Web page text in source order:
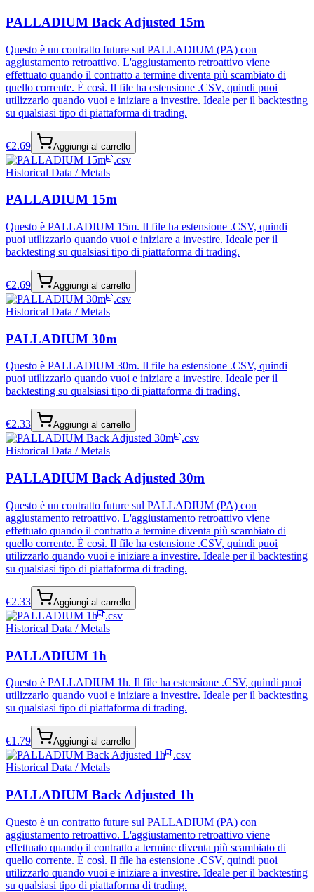
PALLADIUM Back Adjusted 15m
Questo è un contratto future sul PALLADIUM (PA) con
aggiustamento retroattivo. L'aggiustamento retroattivo viene
effettuato quando il contratto a termine diventa più scambiato di
quello corrente. È così. Il file ha estensione .CSV, quindi puoi
utilizzarlo quando vuoi e iniziare a investire. Ideale per il backtesting
su qualsiasi tipo di piattaforma di trading.
€2.69 Aggiungi al carrello
.csv
Historical Data / Metals
PALLADIUM 15m
Questo è PALLADIUM 15m. Il file ha estensione .CSV, quindi
puoi utilizzarlo quando vuoi e iniziare a investire. Ideale per il
backtesting su qualsiasi tipo di piattaforma di trading.
€2.69 Aggiungi al carrello
.csv
Historical Data / Metals
PALLADIUM 30m
Questo è PALLADIUM 30m. Il file ha estensione .CSV, quindi
puoi utilizzarlo quando vuoi e iniziare a investire. Ideale per il
backtesting su qualsiasi tipo di piattaforma di trading.
€2.33 Aggiungi al carrello
.csv
Historical Data / Metals
PALLADIUM Back Adjusted 30m
Questo è un contratto future sul PALLADIUM (PA) con
aggiustamento retroattivo. L'aggiustamento retroattivo viene
effettuato quando il contratto a termine diventa più scambiato di
quello corrente. È così. Il file ha estensione .CSV, quindi puoi
utilizzarlo quando vuoi e iniziare a investire. Ideale per il backtesting
su qualsiasi tipo di piattaforma di trading.
€2.33 Aggiungi al carrello
.csv
Historical Data / Metals
PALLADIUM 1h
Questo è PALLADIUM 1h. Il file ha estensione .CSV, quindi puoi
utilizzarlo quando vuoi e iniziare a investire. Ideale per il backtesting
su qualsiasi tipo di piattaforma di trading.
€1.79 Aggiungi al carrello
.csv
Historical Data / Metals
PALLADIUM Back Adjusted 1h
Questo è un contratto future sul PALLADIUM (PA) con
aggiustamento retroattivo. L'aggiustamento retroattivo viene
effettuato quando il contratto a termine diventa più scambiato di
quello corrente. È così. Il file ha estensione .CSV, quindi puoi
utilizzarlo quando vuoi e iniziare a investire. Ideale per il backtesting
su qualsiasi tipo di piattaforma di trading.